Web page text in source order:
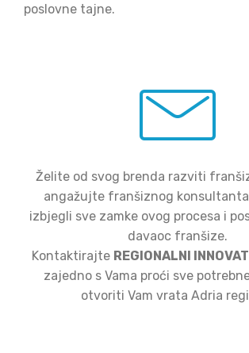
poslovne tajne.
Želite od svog brenda razviti
angažujte franšiznog
izbjegli sve zamke ovog procesa i
davaoc franšize.
Kontaktirajte REGIONALNI
zajedno s Vama proći sve
otvoriti Vam vrata Adria